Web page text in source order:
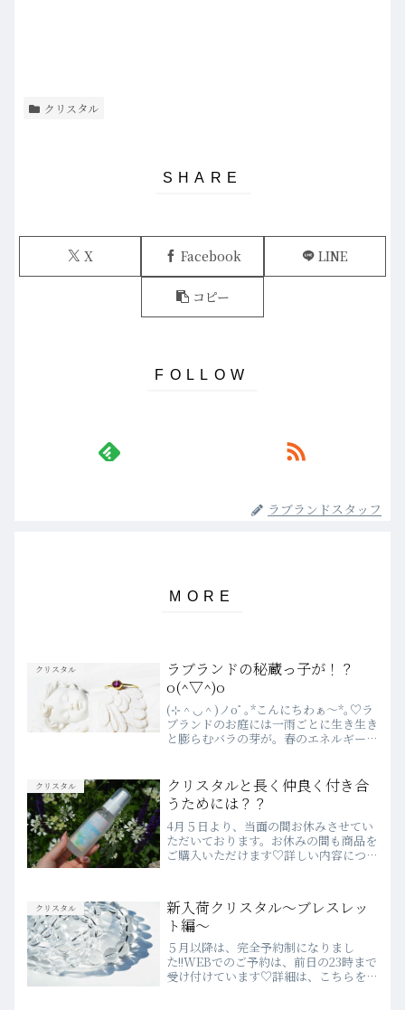
クリスタル
X Facebook LINE
コピー
ラブランドスタッフ
クリスタル
ラブランドの秘蔵っ子が！？
o(^▽^)o
(⊹＾◡＾)ノoﾟ｡*こんにちわぁ～*｡♡ラ
ブランドのお庭には一雨ごとに生き生き
と膨らむバラの芽が。春のエネルギーを
せです！この非売品のデモルチェライト
がお値段がついて...
クリスタル
クリスタルと長く仲良く付き合
うためには？？
4月５日より、当面の間お休みさせてい
ただいております。お休みの間も商品を
ご購入いただけます♡詳しい内容につき
ドがお休みになってから2週間が過ぎま
したがみなさん、い...
クリスタル
新入荷クリスタル～ブレスレッ
ト編～
５月以降は、完全予約制になりまし
た!!WEBでのご予約は、前日の23時まで
受け付けています♡詳細は、こちらをご